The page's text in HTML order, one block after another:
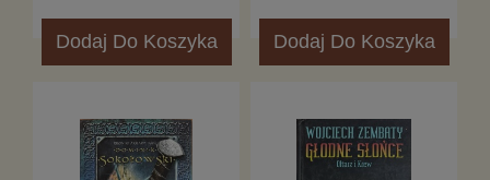
Dodaj Do Koszyka Dodaj Do Koszyka